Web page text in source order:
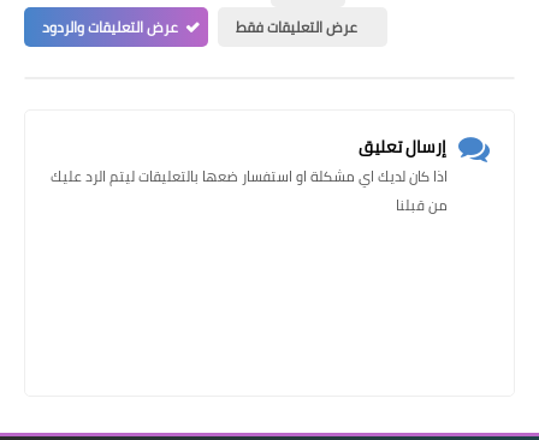
عرض التعليقات فقط
عرض التعليقات والردود
إرسال تعليق
اذا كان لديك اي مشكلة او استفسار ضعها بالتعليقات ليتم الرد عليك
من قبلنا